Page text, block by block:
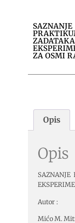
ZA OSMI
Opis
Opis
SAZNANJE
Autor :
Mićo M.